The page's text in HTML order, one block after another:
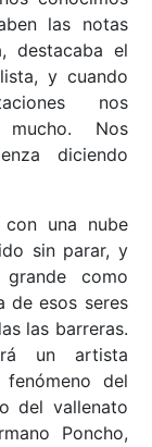
las notas
destacaba el
y cuando
nos
mucho. Nos
diciendo
una nube
sin parar, y
como
de esos seres
las barreras.
un artista
fenómeno del
del vallenato
Poncho,